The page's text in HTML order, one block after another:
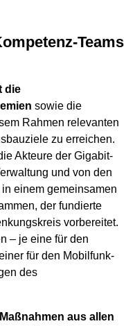
die
sowie die
Rahmen relevanten
zu erreichen.
Akteure der Gigabit-
und von den
einem gemeinsamen
der fundierte
vorbereitet.
– je eine für den
für den Mobilfunk-
des
aus allen